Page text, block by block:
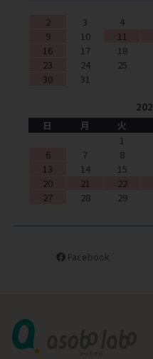
2
3 4
9
10 11
16
17 18
23
24 25
30
31
日
月 火
1
6
7 8
13
14 15
20
21 22
27
28 29
Facebook